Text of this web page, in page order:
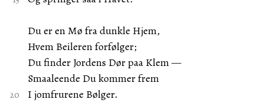
Du er en Mø fra dunkle Hjem,
Hvem Beileren forfølger;
Du finder Jordens Dør paa Klem —
Smaaleende Du kommer frem
I jomfrurene Bølger.